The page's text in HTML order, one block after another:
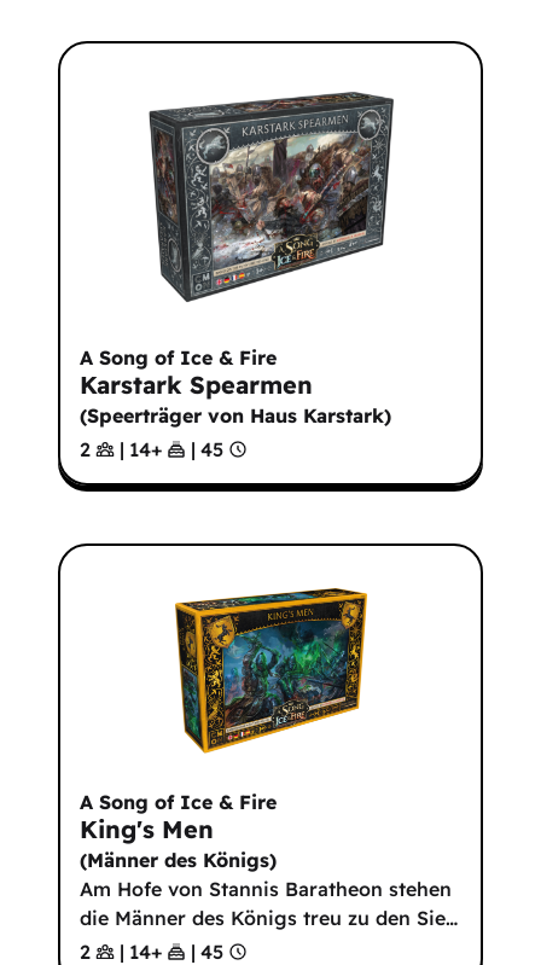
A Song of Ice & Fire
Karstark Spearmen
(Speerträger von Haus Karstark)
2
| 14+ | 45
A Song of Ice & Fire
King's Men
(Männer des Königs)
Am Hofe von Stannis Baratheon stehen
die Männer des Königs treu zu den Sie…
2
| 14+ | 45